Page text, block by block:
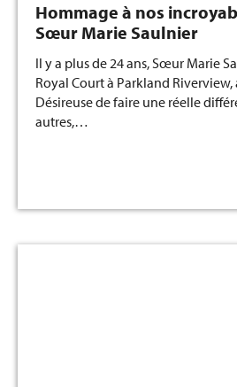
Hommage à nos
Sœur Marie Saulnier
Il y a plus de 24 ans, Sœur Marie
Royal Court à Parkland Riverview,
Désireuse de faire une réelle
autres,…